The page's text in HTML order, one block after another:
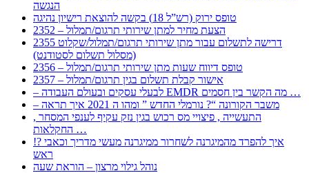
הנגשה
טופס ירוק (רש”ל 18) בקשה להוצאת רישיון נהיגה
2352 – הצעת מחיר למתן שירותי תרגום/תמלול
2355 דרישה לתשלום עבור מתן שירותי תרגום/תמלול/שקלוט
(מסלול תשלום לסטודנט)
2356 – טופס דיווח שעות מתן שירותי תרגום/תמלול
2357 – אישור קבלת תשלום בגין תרגום/תמלול
– לבעלי עסקים ובעולם העבודה EMDR מה הקשר בין חסמים …
– משבר הקורונה “? נורמלי החדש ” ומהו ה 2021 איך תראה
, התעשייה , פיצויי מס רכוש בגין נזק עקיף לענפי המסחר
החקלאות …
!? איך להפרד מהמיגרנה לשחרור ממיגרנה מעשי מדריך וכאבי
ראש
נוהל גילוי מרצון – הוראת שעה